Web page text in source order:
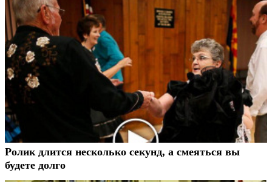
Ролик длится несколько секунд, а смеяться вы
будете долго